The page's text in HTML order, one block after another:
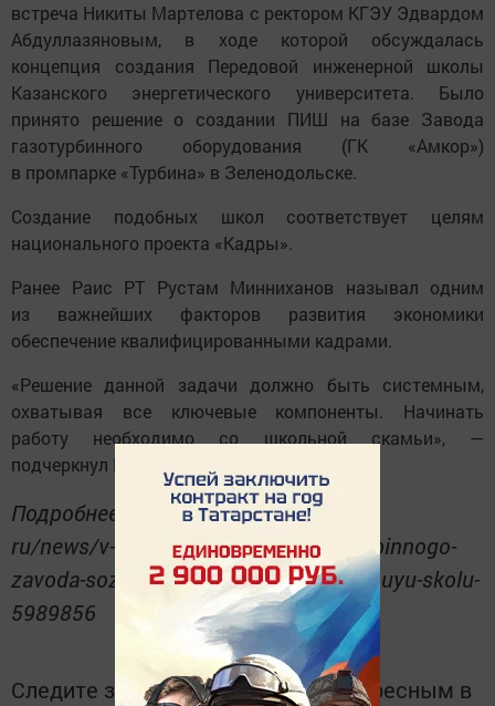
встреча Никиты Мартелова с ректором КГЭУ Эдвардом
Абдуллазяновым, в ходе которой обсуждалась
концепция создания Передовой инженерной школы
Казанского энергетического университета. Было
принято решение о создании ПИШ на базе Завода
газотурбинного оборудования (ГК «Амкор»)
в промпарке «Турбина» в Зеленодольске.
Создание подобных школ соответствует целям
национального проекта «Кадры».
Ранее Раис РТ Рустам Минниханов называл одним
из важнейших факторов развития экономики
обеспечение квалифицированными кадрами.
«Решение данной задачи должно быть системным,
охватывая все ключевые компоненты. Начинать
работу необходимо со школьной скамьи», —
подчеркнул Минниханов.
Подробнее: https://www. tatar-inform.
ru/news/v-tatarstane-na-baze-gazoturbinnogo-
zavoda-sozdadut-peredovuyu-inzenernuyu-skolu-
5989856
Следите за самым важным и интересным в